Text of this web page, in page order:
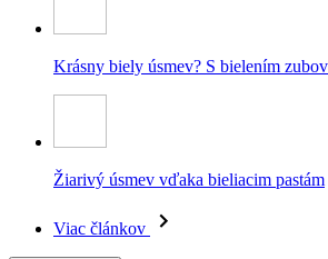
Krásny biely úsmev? S bielením
Žiarivý úsmev vďaka bieliacim pastám
Viac článkov